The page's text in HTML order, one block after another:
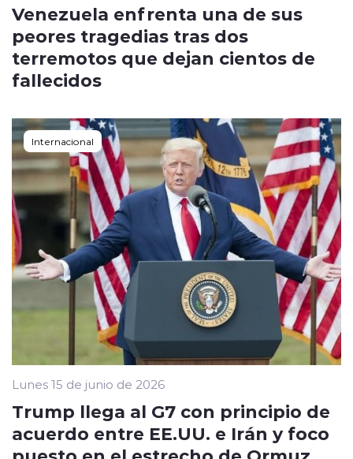
Venezuela enfrenta una de sus
peores tragedias tras dos
terremotos que dejan cientos de
fallecidos
Internacional
Lunes 15 de junio de 2026
Trump llega al G7 con principio de
acuerdo entre EE.UU. e Irán y foco